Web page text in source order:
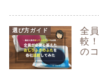
選び方ガイド
全
較
の